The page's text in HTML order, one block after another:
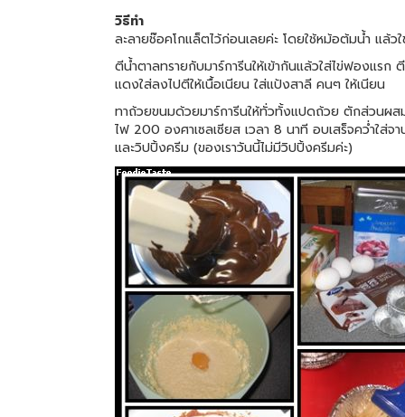
วิธีทำ
ละลายช๊อคโกแล็ตไว้ก่อนเลยค่ะ โดยใช้หม้อต้มน้ำ แล้
ตีน้ำตาลทรายกับมาร์การีนให้เข้ากันแล้วใส่ไข่ฟองแร
แดงใส่ลงไปตีให้เนื้อเนียน ใส่แป้งสาลี คนๆ ให้เนียน
ทาถ้วยขนมด้วยมาร์การีนให้ทั่วทั้งแปดถ้วย ตักส่วนผส
ไฟ 200 องศาเซลเซียส เวลา 8 นาที อบเสร็จคว่ำใส่
และวิปปิ้งครีม (ของเราวันนี้ไม่มีวิปปิ้งครีมค่ะ)